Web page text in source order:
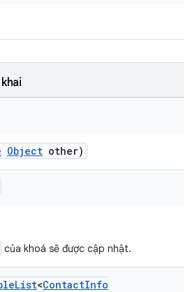
Object other)
của khoá sẽ được cập nhật.
List<ContactInfo